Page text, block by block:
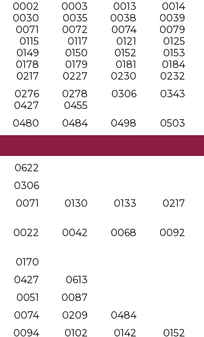
0002 0003 0013 0014
0030 0035 0038 0039
0071 0072 0074 0079
0115 0117 0121 0125
0149 0150 0152 0153
0178 0179 0181 0184
0217 0227 0230 0232
0276 0278 0306 0343
0427
0455
0480 0484 0498 0503
0622
0306
0071 0130 0133 0217
0022 0042 0068 0092
0170
0427
0613
0051
0087
0074 0209
0484
0094 0102 0142 0152